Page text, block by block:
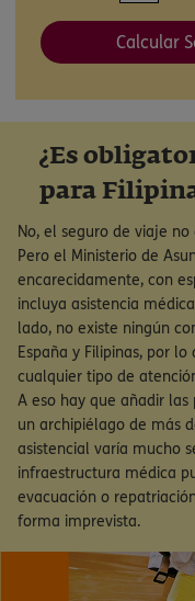
Calcular
¿Es
para
No, el seguro de viaje
Pero el Ministerio de
encarecidamente, con
incluya asistencia
lado, no existe ningún
España y Filipinas, por
cualquier tipo de
A eso hay que añadir
un archipiélago de más
asistencial varía mucho
infraestructura médica
evacuación o
forma imprevista.